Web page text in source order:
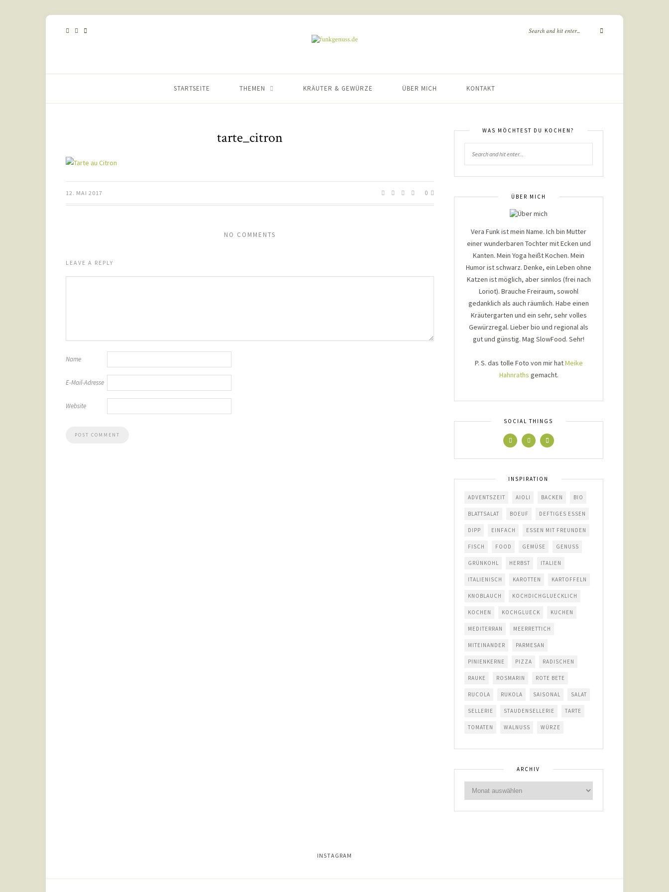
STARTSEITE THEMEN KRÄUTER & GEWÜRZE ÜBER MICH KONTAKT
tarte_citron
12. MAI 2017 0
NO COMMENTS
LEAVE A REPLY
Name
E-Mail-Adresse
Website
WAS MÖCHTEST DU KOCHEN?
ÜBER MICH
Vera Funk ist mein Name. Ich bin Mutter
einer wunderbaren Tochter mit Ecken und
Kanten. Mein Yoga heißt Kochen. Mein
Humor ist schwarz. Denke, ein Leben ohne
Katzen ist möglich, aber sinnlos (frei nach
Loriot). Brauche Freiraum, sowohl
gedanklich als auch räumlich. Habe einen
Kräutergarten und ein sehr, sehr volles
Gewürzregal. Lieber bio und regional als
gut und günstig. Mag SlowFood. Sehr!
P. S. das tolle Foto von mir hatMeike
Hahnraths gemacht.
SOCIAL THINGS
INSPIRATION
ADVENTSZEIT AIOLI BACKEN BIO
BLATTSALAT BOEUF DEFTIGES ESSEN
DIPP EINFACH ESSEN MIT FREUNDEN
FISCH FOOD GEMÜSE GENUSS
GRÜNKOHL HERBST ITALIEN
ITALIENISCH KAROTTEN KARTOFFELN
KNOBLAUCH KOCHDICHGLUECKLICH
KOCHEN KOCHGLUECK KUCHEN
MEDITERRAN MEERRETTICH
MITEINANDER PARMESAN
PINIENKERNE PIZZA RADISCHEN
RAUKE ROSMARIN ROTE BETE
RUCOLA RUKOLA SAISONAL SALAT
SELLERIE STAUDENSELLERIE TARTE
TOMATEN WALNUSS WÜRZE
ARCHIV
INSTAGRAM